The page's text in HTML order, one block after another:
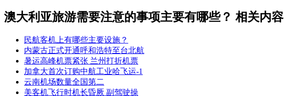
澳大利亚旅游需要注意的事项主要有哪些？ 相关内容
民航客机上有哪些主要设施？
内蒙古正式开通呼和浩特至台北航
暑运高峰机票紧张 兰州打折机票
加拿大首次订购中航工业哈飞运-1
云南机场数量全国第二
美客机飞行时机长昏厥 副驾驶操